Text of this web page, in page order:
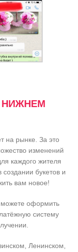
НИЖНЕМ
на рынке. За это
изменений
каждого жителя
букетов и
вам новое!
можете оформить
систему
Ленинском,